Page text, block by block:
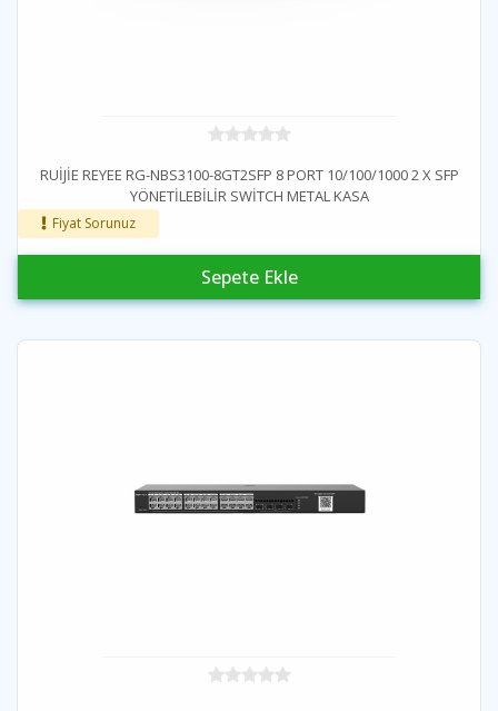
RUİJİE REYEE RG-NBS3100-8GT2SFP 8 PORT 10/100/1000 2 X SFP
YÖNETİLEBİLİR SWİTCH METAL KASA
Fiyat Sorunuz
Sepete Ekle